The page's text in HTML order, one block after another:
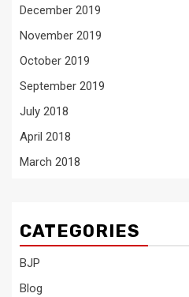
December 2019
November 2019
October 2019
September 2019
July 2018
April 2018
March 2018
CATEGORIES
BJP
Blog